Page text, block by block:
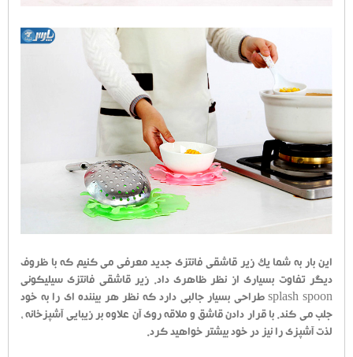
این بار به شما یک زیر قاشقی فانتزی جدید معرفی می کنیم که با ظروف
دیگر تفاوت بسیاری از نظر ظاهری داد. زیر قاشقی فانتزی سیلیکونی
splash spoon طراحی بسیار جالبی دارد که نظر هر بیننده ای را به خود
جلب می کند. با قرار دادن قاشق و ملاقه روی آن علاوه بر زیبایی آشپزخانه ،
لذت آشپزی را نیز در خود بیشتر خواهید کرد.